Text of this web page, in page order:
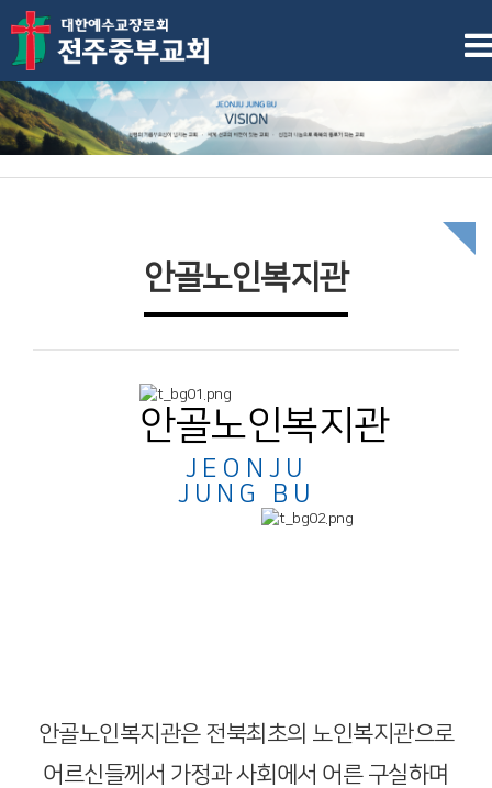
안골노인복지관
안골노인복지관
JEONJU
JUNG BU
안골노인복지관은 전북최초의 노인복지관으로
어르신들께서 가정과 사회에서 어른 구실하며